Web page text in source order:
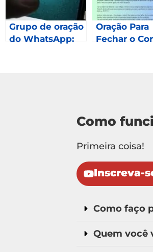
Grupo de oração
do WhatsApp:
Oração Para
Fechar o
Como
Primeira coisa!
Inscreva-
Como faço
Quem você